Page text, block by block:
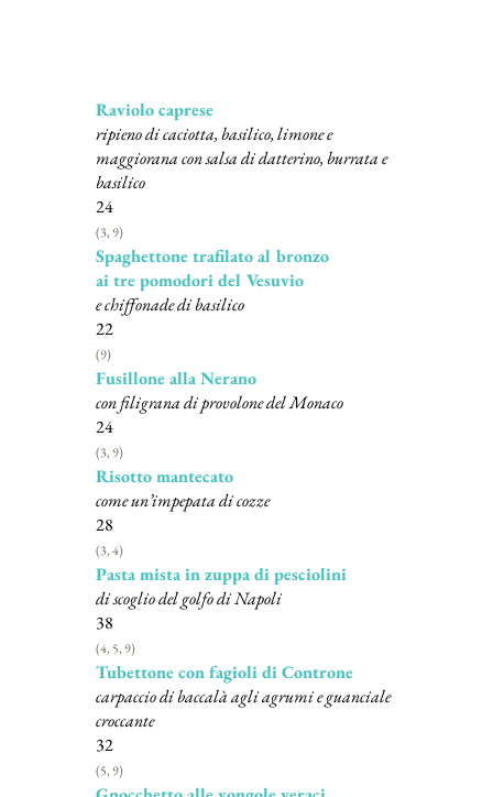
Raviolo caprese
ripieno di caciotta, basilico, limone e
maggiorana con salsa di datterino, burrata e
basilico
24
(3, 9)
Spaghettone trafilato al bronzo
ai tre pomodori del Vesuvio
e chiffonade di basilico
22
(9)
Fusillone alla Nerano
con filigrana di provolone del Monaco
24
(3, 9)
Risotto mantecato
come un’impepata di cozze
28
(3, 4)
Pasta mista in zuppa di pesciolini
di scoglio del golfo di Napoli
38
(4, 5, 9)
Tubettone con fagioli di Controne
carpaccio di baccalà agli agrumi e guanciale
croccante
32
(5, 9)